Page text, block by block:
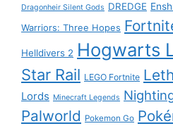
Dragonheir Silent Gods DREDGE
Warriors: Three Hopes
Helldivers 2 Hogwarts
Star Rail LEGO Fortnite
Lords Minecraft Legends
Palworld Pokemon Go